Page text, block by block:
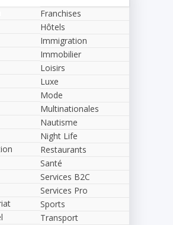
Franchises
Hôtels
Immigration
Immobilier
Loisirs
Luxe
Mode
Multinationales
Nautisme
Night Life
Restaurants
Santé
Services B2C
Services Pro
Sports
Transport